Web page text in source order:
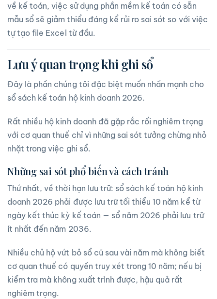
về kế toán, việc sử dụng phần mềm kế toán có sẵn
mẫu sổ sẽ giảm thiểu đáng kể rủi ro sai sót so với việc
tự tạo file Excel từ đầu.
Lưu ý quan trọng khi ghi sổ
Đây là phần chúng tôi đặc biệt muốn nhấn mạnh cho
sổ sách kế toán hộ kinh doanh 2026.
Rất nhiều hộ kinh doanh đã gặp rắc rối nghiêm trọng
với cơ quan thuế chỉ vì những sai sót tưởng chừng nhỏ
nhặt trong việc ghi sổ.
Những sai sót phổ biến và cách tránh
Thứ nhất, về thời hạn lưu trữ: sổ sách kế toán hộ kinh
doanh 2026 phải được lưu trữ tối thiểu 10 năm kể từ
ngày kết thúc kỳ kế toán — sổ năm 2026 phải lưu trữ
ít nhất đến năm 2036.
Nhiều chủ hộ vứt bỏ sổ cũ sau vài năm mà không biết
cơ quan thuế có quyền truy xét trong 10 năm; nếu bị
kiểm tra mà không xuất trình được, hậu quả rất
nghiêm trọng.